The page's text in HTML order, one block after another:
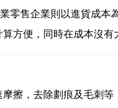
零售企業則以進貨成本
方便，同時在成本沒有
擦，去除劃痕及毛刺